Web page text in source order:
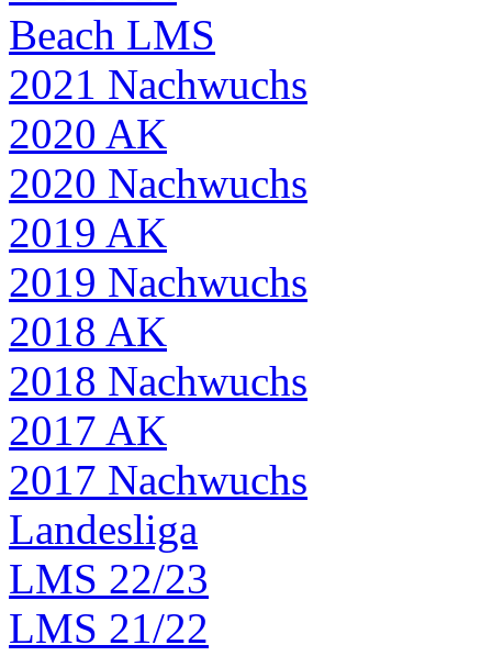
Beach LMS
2021 Nachwuchs
2020 AK
2020 Nachwuchs
2019 AK
2019 Nachwuchs
2018 AK
2018 Nachwuchs
2017 AK
2017 Nachwuchs
Landesliga
LMS 22/23
LMS 21/22